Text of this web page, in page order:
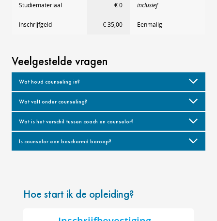
Studiemateriaal € 0 inclusief
Inschrijfgeld € 35,00 Eenmalig
Veelgestelde vragen
Wat houd counseling in?
Wat valt onder counseling?
Wat is het verschil tussen coach en counselor?
Is counselor een beschermd beroep?
Hoe start ik de opleiding?